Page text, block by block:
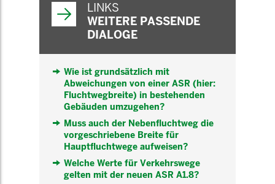
LINKS
WEITERE PASSENDE
DIALOGE
Wie ist grundsätzlich mit
Abweichungen von einer ASR (hier:
Fluchtwegbreite) in bestehenden
Gebäuden umzugehen?
Muss auch der Nebenfluchtweg die
vorgeschriebene Breite für
Hauptfluchtwege aufweisen?
Welche Werte für Verkehrswege
gelten mit der neuen ASR A1.8?